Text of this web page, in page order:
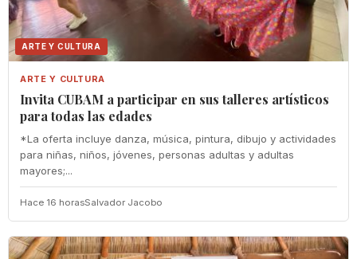
ARTE Y CULTURA
ARTE Y CULTURA
Invita CUBAM a participar en sus talleres artísticos
para todas las edades
*La oferta incluye danza, música, pintura, dibujo y actividades
para niñas, niños, jóvenes, personas adultas y adultas
mayores;...
Hace 16 horasSalvador Jacobo